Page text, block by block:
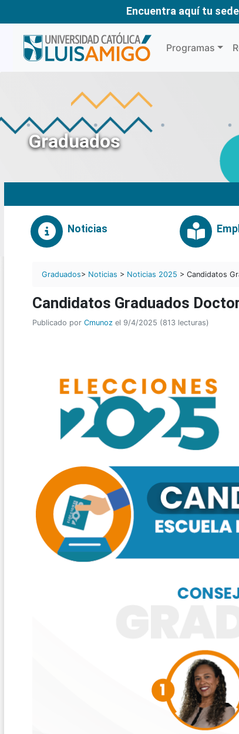
Encuentra aquí tu
Programas
Graduados
Noticias
Graduados> Noticias > Noticias 2025 > Candidatos
Candidatos Graduados
Publicado por Cmunoz el 9/4/2025 (813 lecturas)